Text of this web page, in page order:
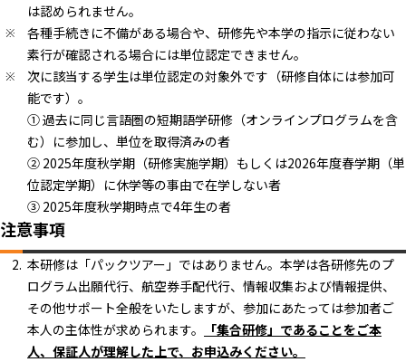
は認められません。
各種手続きに不備がある場合や、研修先や本学の指示に従わない
素行が確認される場合には単位認定できません。
次に該当する学生は単位認定の対象外です（研修自体には参加可
能です）。
① 過去に同じ言語圏の短期語学研修（オンラインプログラムを含
む）に参加し、単位を取得済みの者
② 2025年度秋学期（研修実施学期）もしくは2026年度春学期（単
位認定学期）に休学等の事由で在学しない者
③ 2025年度秋学期時点で4年生の者
注意事項
本研修は「パックツアー」ではありません。本学は各研修先のプ
ログラム出願代行、航空券手配代行、情報収集および情報提供、
その他サポート全般をいたしますが、参加にあたっては参加者ご
本人の主体性が求められます。
「集合研修」であることをご本
人、保証人が理解した上で、お申込みください。